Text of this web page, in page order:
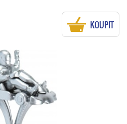
KOUPIT